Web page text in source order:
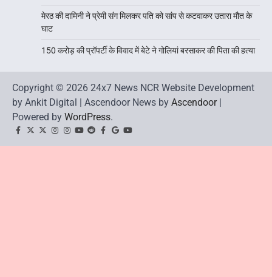
मेरठ की दामिनी ने प्रेमी संग मिलकर पति को सांप से कटवाकर उतारा मौत के
घाट
150 करोड़ की प्रॉपर्टी के विवाद में बेटे ने गोलियां बरसाकर की पिता की हत्या
Copyright © 2026 24x7 News NCR Website Development
by Ankit Digital | Ascendoor News by Ascendoor|
Powered by WordPress.
facebook
Twitter
twitterInstagram
instagram
YouTube
redditFacebook
googleyoutube